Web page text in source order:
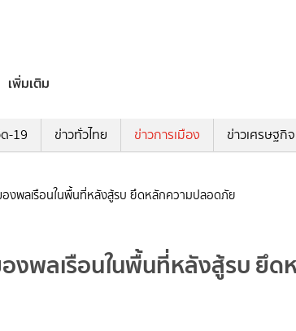
เพิ่มเติม
-19 ข่าวทั่วไทย ข่าวการเมือง ข่าวเศรษฐกิจ
งพลเรือนในพื้นที่หลังสู้รบ ยึดหลักความปลอดภัย
พลเรือนในพื้นที่หลังสู้รบ ยึด